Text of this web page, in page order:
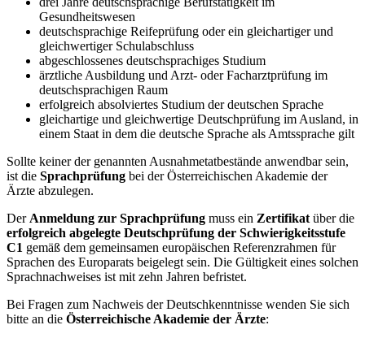
Gesundheitswesen
deutschsprachige Reifeprüfung oder ein gleichartiger und
gleichwertiger Schulabschluss
abgeschlossenes deutschsprachiges Studium
ärztliche Ausbildung und Arzt- oder Facharztprüfung im
deutschsprachigen Raum
erfolgreich absolviertes Studium der deutschen Sprache
gleichartige und gleichwertige Deutschprüfung im Ausland, in
einem Staat in dem die deutsche Sprache als Amtssprache gilt
Sollte keiner der genannten Ausnahmetatbestände anwendbar sein,
ist die Sprachprüfung bei der Österreichischen Akademie der
Ärzte abzulegen.
Der Anmeldung zur Sprachprüfung muss ein Zertifikat über die
erfolgreich abgelegte Deutschprüfung der Schwierigkeitsstufe
C1 gemäß dem gemeinsamen europäischen Referenzrahmen für
Sprachen des Europarats beigelegt sein. Die Gültigkeit eines solchen
Sprachnachweises ist mit zehn Jahren befristet.
Bei Fragen zum Nachweis der Deutschkenntnisse wenden Sie sich
bitte an die Österreichische Akademie der Ärzte: